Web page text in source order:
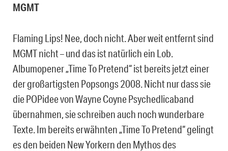
MGMT
Flaming Lips! Nee, doch nicht. Aber weit entfernt sind
MGMT nicht – und das ist natürlich ein Lob.
Albumopener „Time To Pretend“ ist bereits jetzt einer
der großartigsten Popsongs 2008. Nicht nur dass sie
die POPidee von Wayne Coyne Psychedlicaband
übernahmen, sie schreiben auch noch wunderbare
Texte. Im bereits erwähnten „Time To Pretend“ gelingt
es den beiden New Yorkern den Mythos des